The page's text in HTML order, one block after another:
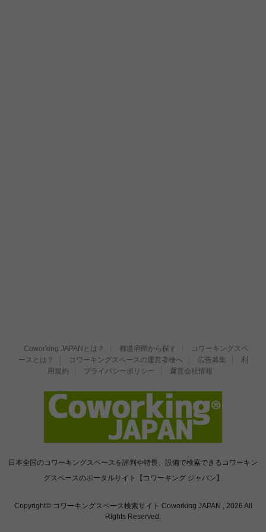
Coworking JAPANとは？ 都道府県から探す
コワーキングスペ
ースとは？
コワーキングスペースの運営者様へ 広告募集
利
用規約
プライバシーポリシー 運営会社情報
日本全国のコワーキングスペースを評判や特長、設備で検索できるコワーキン
グスペースのポータルサイト【コワーキング ジャパン】
Copyright© コワーキングスペース検索サイト Coworking JAPAN , 2026 All
Rights Reserved.